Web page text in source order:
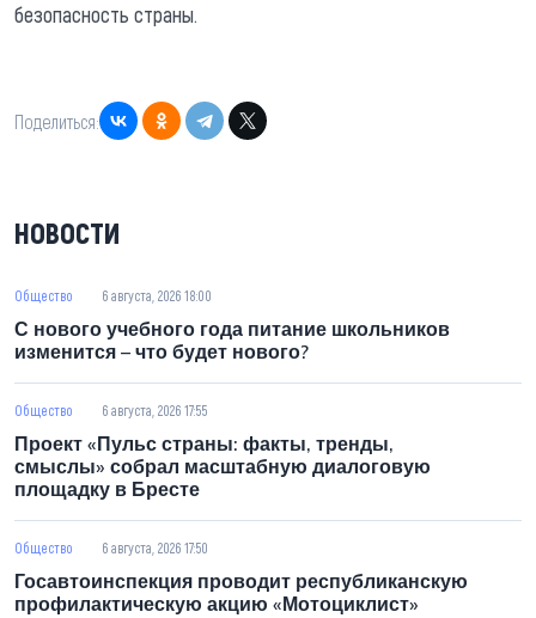
безопасность страны.
Поделиться:
НОВОСТИ
Общество 6 августа, 2026 18:00
С нового учебного года питание школьников
изменится – что будет нового?
Общество 6 августа, 2026 17:55
Проект «Пульс страны: факты, тренды, смыслы»
собрал масштабную диалоговую площадку в
Бресте
Общество 6 августа, 2026 17:50
Госавтоинспекция проводит республиканскую
профилактическую акцию «Мотоциклист»